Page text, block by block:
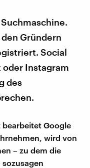
Gründern
Social
Instagram
des
Google
wird von
– zu dem die